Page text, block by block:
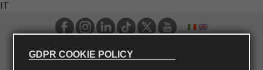
IT
GDPR COOKIE POLICY